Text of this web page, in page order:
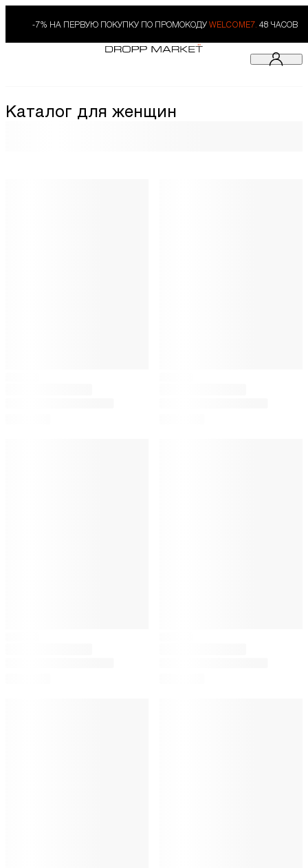
-7% НА ПЕРВУЮ ПОКУПКУ ПО ПРОМОКОДУ WELCOME7. 48 ЧАСОВ
Каталог для женщин